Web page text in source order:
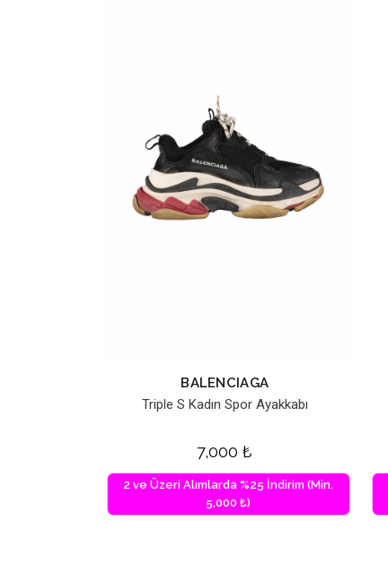
BALENCIAGA
Triple S Kadın Spor Ayakkabı
7,000₺
2 ve Üzeri Alımlarda %25 İndirim (Min.
5,000 ₺)